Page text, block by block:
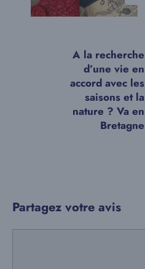
A la recherche
d’une vie en
accord avec les
saisons et la
nature ? Va en
Bretagne
Partagez votre avis